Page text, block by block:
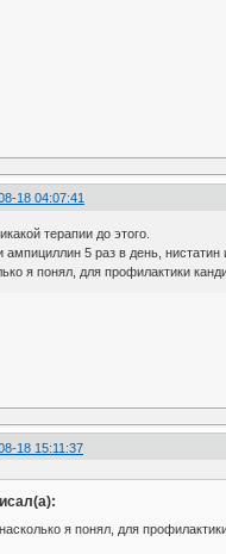
18 04:07:41
терапии до этого.
ампициллин 5 раз в день, нистатин
я понял, для профилактики
18 15:11:37
я понял, для